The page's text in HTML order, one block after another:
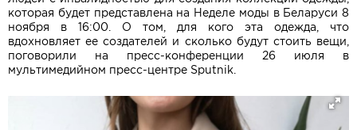
которая будет представлена на Неделе моды в Беларуси 8
ноября в 16:00. О том, для кого эта одежда, что
вдохновляет ее создателей и сколько будут стоить вещи,
поговорили на пресс-конференции 26 июля в
мультимедийном пресс-центре Sputnik.